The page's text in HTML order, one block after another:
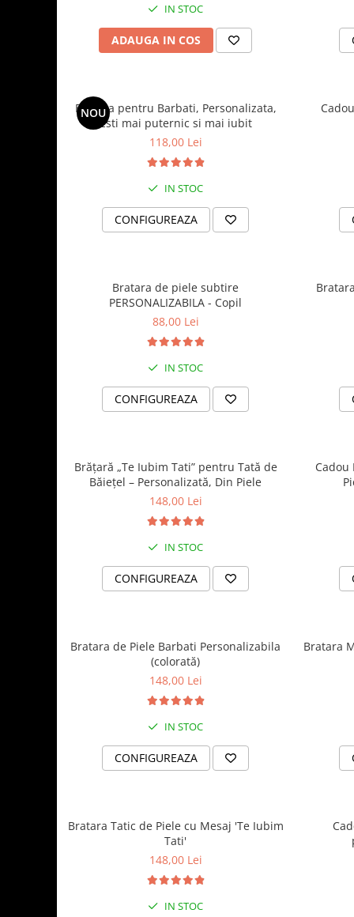
IN STOC
ADAUGA IN COS
NOU
Bratara pentru Barbati, Personalizata,
Esti mai puternic si mai iubit
118,00 Lei
IN STOC
CONFIGUREAZA
Bratara de piele subtire
PERSONALIZABILA - Copil
88,00 Lei
IN STOC
CONFIGUREAZA
Brățară „Te Iubim Tati” pentru Tată de
Băiețel – Personalizată, Din Piele
148,00 Lei
IN STOC
CONFIGUREAZA
Cadou
Bratara de Piele Barbati Personalizabila
(colorată)
148,00 Lei
IN STOC
CONFIGUREAZA
Bratara
Bratara Tatic de Piele cu Mesaj 'Te Iubim
Tati'
148,00 Lei
IN STOC